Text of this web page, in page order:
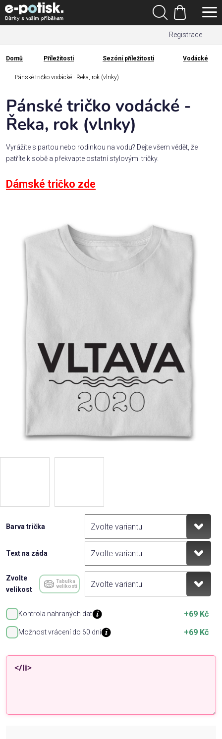
Přejít
na
obsah
Registrace
Hledat
Nákupní
košík
Kategorie
Dárek
pro
Rodina
/
Příležitosti
Kolekce
Domů
Domů Příležitosti Sezóní příležitosti Vodácké
Pánské tričko vodácké - Řeka, rok (vlnky)
Barva trička
Text na záda
Zvolte
velikost
Tabulka
velikostí
Kontrola nahraných dat +69 Kč
Možnost vrácení do 60 dní +69 Kč
Pánské tričko vodácké -
Řeka, rok (vlnky)
Vyrážíte s partou nebo rodinkou na vodu? Dejte všem vědět, že
patříte k sobě a překvapte ostatní stylovými tričky.
Dámské tričko zde